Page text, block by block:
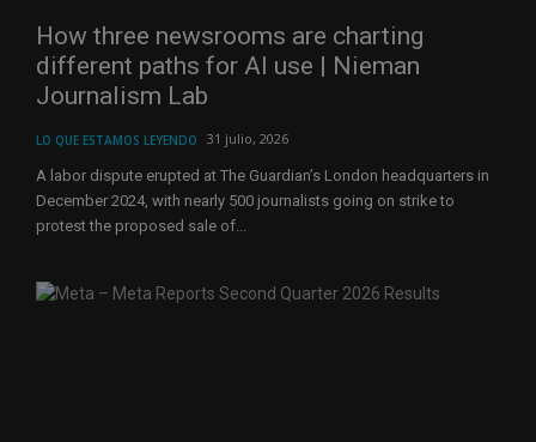
How three newsrooms are charting
different paths for AI use | Nieman
Journalism Lab
LO QUE ESTAMOS LEYENDO 31 julio, 2026
A labor dispute erupted at The Guardian’s London headquarters in
December 2024, with nearly 500 journalists going on strike to
protest the proposed sale of...